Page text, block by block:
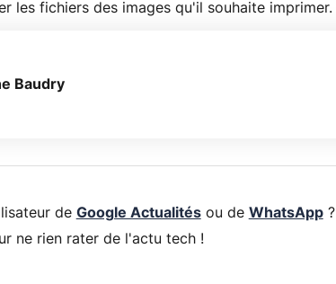
les fichiers des images qu'il souhaite imprimer.
Baudry
de Google Actualitésou de WhatsApp?
ne rien rater de l'actu tech !